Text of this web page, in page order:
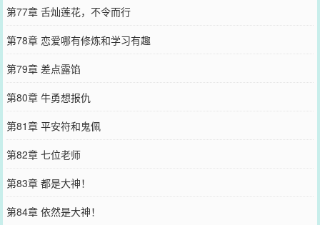
第77章 舌灿莲花，不令而行
第78章 恋爱哪有修炼和学习有趣
第79章 差点露馅
第80章 牛勇想报仇
第81章 平安符和鬼佩
第82章 七位老师
第83章 都是大神！
第84章 依然是大神！